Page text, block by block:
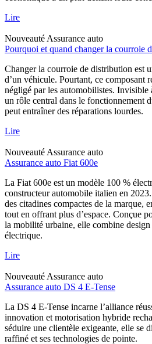
Lire
Nouveauté Assurance auto
Pourquoi et quand changer la courroie
Changer la courroie de distribution est
d’un véhicule. Pourtant, ce composant
négligé par les automobilistes.
un rôle central dans le fonctionnement
peut entraîner des réparations lourdes.
Lire
Nouveauté Assurance auto
Assurance auto Fiat 600e
La Fiat 600e est un modèle 100 %
constructeur automobile italien en
des citadines compactes de la marque,
tout en offrant plus d’espace. Conçue
la mobilité urbaine, elle combine
électrique.
Lire
Nouveauté Assurance auto
Assurance auto DS 4 E-Tense
La DS 4 E-Tense incarne l’alliance
innovation et motorisation hybride
séduire une clientèle exigeante, elle se
raffiné et ses technologies de pointe.